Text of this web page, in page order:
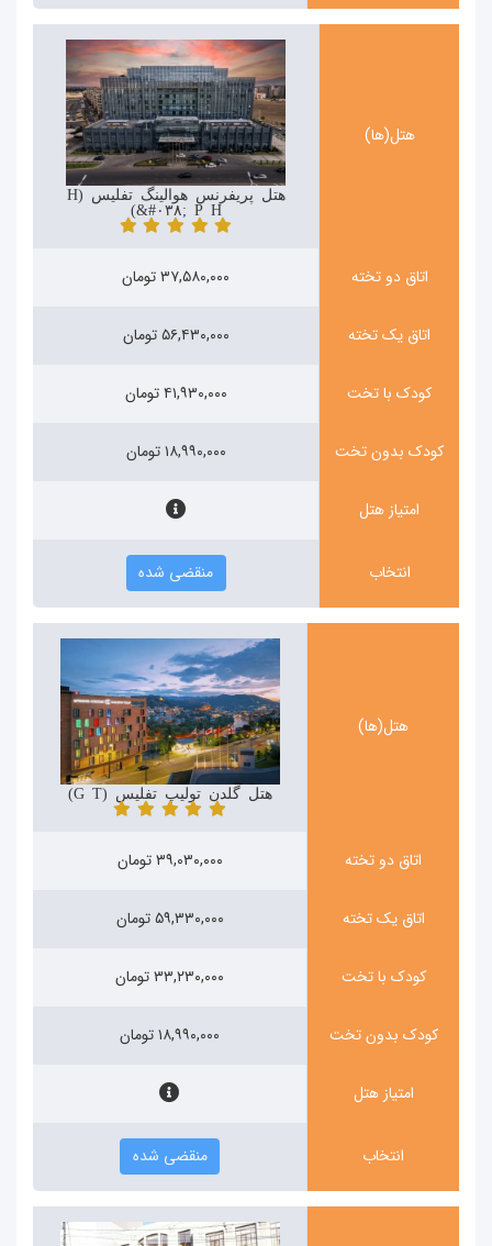
هتل(ها)
هتل پریفرنس هوالینگ تفلیس (Hotels
&#۰۳۸; Preference Hualing)
اتاق دو تخته ۳۷,۵۸۰,۰۰۰ تومان
اتاق یک تخته ۵۶,۴۳۰,۰۰۰ تومان
کودک با تخت ۴۱,۹۳۰,۰۰۰ تومان
کودک بدون تخت ۱۸,۹۹۰,۰۰۰ تومان
امتیاز هتل
انتخاب منقضی شده
هتل(ها)
هتل گلدن تولیپ تفلیس (Golden Tulip)
اتاق دو تخته ۳۹,۰۳۰,۰۰۰ تومان
اتاق یک تخته ۵۹,۳۳۰,۰۰۰ تومان
کودک با تخت ۳۳,۲۳۰,۰۰۰ تومان
کودک بدون تخت ۱۸,۹۹۰,۰۰۰ تومان
امتیاز هتل
انتخاب منقضی شده